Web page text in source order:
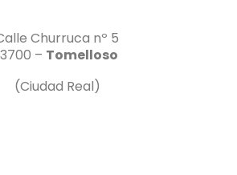
Churruca nº 5
– Tomelloso
(Ciudad Real)